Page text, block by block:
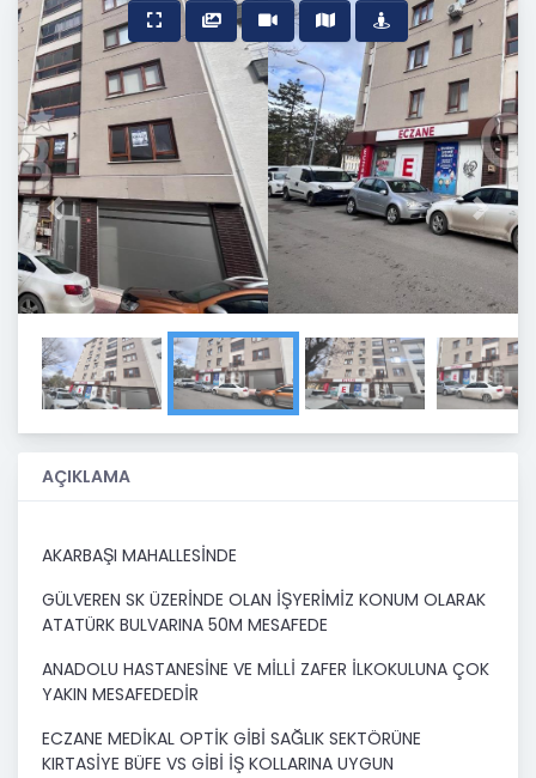
Previous Next
AÇIKLAMA
AKARBAŞI MAHALLESİNDE
GÜLVEREN SK ÜZERİNDE OLAN İŞYERİMİZ KONUM OLARAK
ATATÜRK BULVARINA 50M MESAFEDE
ANADOLU HASTANESİNE VE MİLLİ ZAFER İLKOKULUNA ÇOK
YAKIN MESAFEDEDİR
ECZANE MEDİKAL OPTİK GİBİ SAĞLIK SEKTÖRÜNE
KIRTASİYE BÜFE VS GİBİ İŞ KOLLARINA UYGUN